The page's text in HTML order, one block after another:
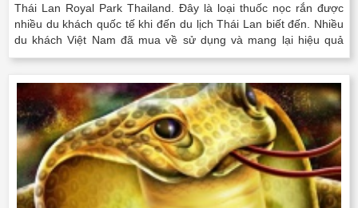
Thái Lan Royal Park Thailand. Đây là loại thuốc nọc rắn được
nhiều du khách quốc tế khi đến du lịch Thái Lan biết đến. Nhiều
du khách Việt Nam đã mua về sử dụng và mang lại hiệu quả
cao. Trong bài viết này Shop Dầu Thảo Dược sẽ review..